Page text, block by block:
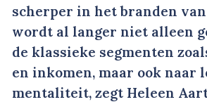
scherper in het branden
wordt al langer niet alleen
de klassieke segmenten
en inkomen, maar ook naar
mentaliteit, zegt Heleen